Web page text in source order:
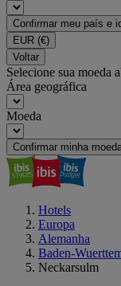
Confirmar meu país e
EUR (€)
Voltar
Selecione sua moeda
Área geográfica
Moeda
Confirmar minha
Hotels
Europa
Alemanha
Baden-
Neckarsulm